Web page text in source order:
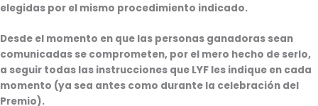
elegidas por el mismo procedimiento indicado.
Desde el momento en que las personas ganadoras sean
comunicadas se comprometen, por el mero hecho de serlo,
a seguir todas las instrucciones que LYF les indique en cada
momento (ya sea antes como durante la celebración del
Premio).